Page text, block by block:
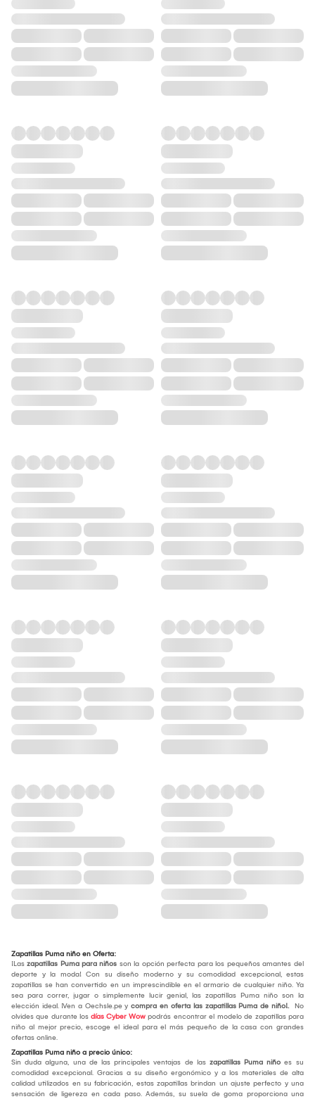
Zapatillas Puma niño en Oferta:
¡Las zapatillas Puma para niños son la opción perfecta para los pequeños amantes del
deporte y la moda! Con su diseño moderno y su comodidad excepcional, estas
zapatillas se han convertido en un imprescindible en el armario de cualquier niño. Ya
sea para correr, jugar o simplemente lucir genial, las zapatillas Puma niño son la
elección ideal. ¡Ven a Oechsle.pe y compra en oferta las zapatillas Puma de niño!.
No
olvides que durante los días Cyber Wow podrás encontrar el modelo de zapatillas para
niño al mejor precio, escoge el ideal para el más pequeño de la casa con grandes
ofertas online.
Zapatillas Puma niño a precio único:
Sin duda alguna, una de las principales ventajas de las zapatillas Puma niño es su
comodidad excepcional. Gracias a su diseño ergonómico y a los materiales de alta
calidad utilizados en su fabricación, estas zapatillas brindan un ajuste perfecto y una
sensación de ligereza en cada paso. Además, su suela de goma proporciona una